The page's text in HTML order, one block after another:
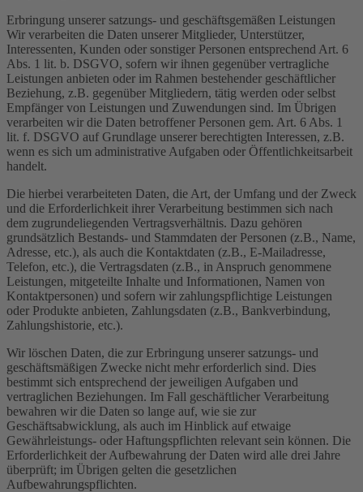
Erbringung unserer satzungs- und geschäftsgemäßen Leistungen
Wir verarbeiten die Daten unserer Mitglieder, Unterstützer,
Interessenten, Kunden oder sonstiger Personen entsprechend Art. 6
Abs. 1 lit. b. DSGVO, sofern wir ihnen gegenüber vertragliche
Leistungen anbieten oder im Rahmen bestehender geschäftlicher
Beziehung, z.B. gegenüber Mitgliedern, tätig werden oder selbst
Empfänger von Leistungen und Zuwendungen sind. Im Übrigen
verarbeiten wir die Daten betroffener Personen gem. Art. 6 Abs. 1
lit. f. DSGVO auf Grundlage unserer berechtigten Interessen, z.B.
wenn es sich um administrative Aufgaben oder Öffentlichkeitsarbeit
handelt.
Die hierbei verarbeiteten Daten, die Art, der Umfang und der Zweck
und die Erforderlichkeit ihrer Verarbeitung bestimmen sich nach
dem zugrundeliegenden Vertragsverhältnis. Dazu gehören
grundsätzlich Bestands- und Stammdaten der Personen (z.B., Name,
Adresse, etc.), als auch die Kontaktdaten (z.B., E-Mailadresse,
Telefon, etc.), die Vertragsdaten (z.B., in Anspruch genommene
Leistungen, mitgeteilte Inhalte und Informationen, Namen von
Kontaktpersonen) und sofern wir zahlungspflichtige Leistungen
oder Produkte anbieten, Zahlungsdaten (z.B., Bankverbindung,
Zahlungshistorie, etc.).
Wir löschen Daten, die zur Erbringung unserer satzungs- und
geschäftsmäßigen Zwecke nicht mehr erforderlich sind. Dies
bestimmt sich entsprechend der jeweiligen Aufgaben und
vertraglichen Beziehungen. Im Fall geschäftlicher Verarbeitung
bewahren wir die Daten so lange auf, wie sie zur
Geschäftsabwicklung, als auch im Hinblick auf etwaige
Gewährleistungs- oder Haftungspflichten relevant sein können. Die
Erforderlichkeit der Aufbewahrung der Daten wird alle drei Jahre
überprüft; im Übrigen gelten die gesetzlichen
Aufbewahrungspflichten.